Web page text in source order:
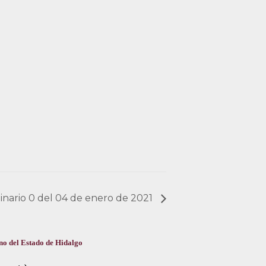
0 del 04 de enero de 2021
del Estado de Hidalgo